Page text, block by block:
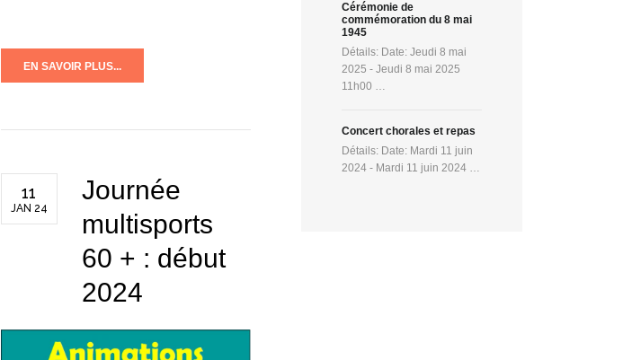
EN SAVOIR PLUS...
11
JAN 24
Journée
multisports
60 + : début
2024
Cérémonie de
commémoration du 8 mai
1945
Détails: Date: Jeudi 8 mai
2025 - Jeudi 8 mai 2025
11h00 …
Concert chorales et repas
Détails: Date: Mardi 11 juin
2024 - Mardi 11 juin 2024 …